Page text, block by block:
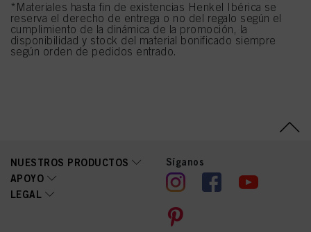
*Materiales hasta fin de existencias Henkel Ibérica se
reserva el derecho de entrega o no del regalo según el
cumplimiento de la dinámica de la promoción, la
disponibilidad y stock del material bonificado siempre
según orden de pedidos entrado.
NUESTROS PRODUCTOS
APOYO
LEGAL
Síganos